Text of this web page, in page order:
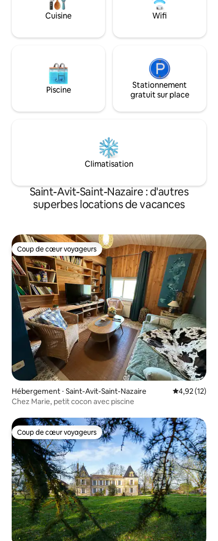
ombragée de la piscine sont à quelques
Cuisine Wifi
Piscine
Stationnement
gratuit sur place
Climatisation
Saint-Avit-Saint-Nazaire : d'autres
superbes locations de vacances
Coup de cœur voyageurs
Coup de cœur voyageurs
Hébergement ⋅ Saint-Avit-Saint-Nazaire Évaluation
4,92 (12)
Chez Marie, petit cocon avec piscine
Coup de cœur voyageurs
Coup de cœur voyageurs